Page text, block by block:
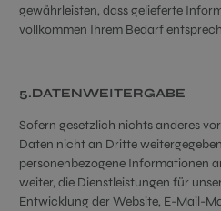
gewährleisten, dass gelieferte
vollkommen Ihrem Bedarf
5.DATENWEITERGABE
Sofern gesetzlich nichts anderes
Daten nicht an Dritte
personenbezogene Informationen
weiter, die Dienstleistungen für
Entwicklung der Website, E-Mail-